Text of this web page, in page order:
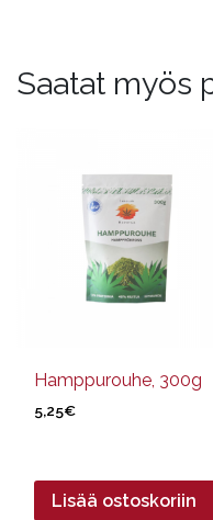
Saatat myös
Hamppurouhe, 300g
5,25€
Lisää ostoskoriin